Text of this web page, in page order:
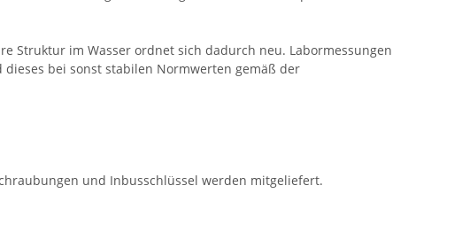
Struktur im Wasser ordnet sich dadurch neu. Labormessungen
bei sonst stabilen Normwerten gemäß der
und Inbusschlüssel werden mitgeliefert.